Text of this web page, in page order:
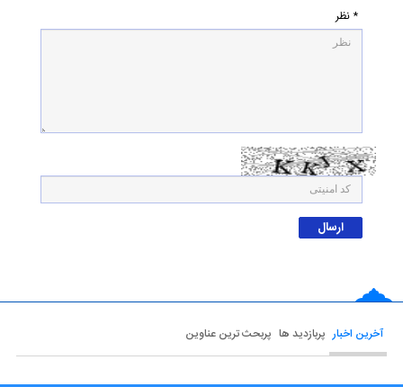
* نظر
آخرین اخبار پربازدید ها پربحث ترین عناوین